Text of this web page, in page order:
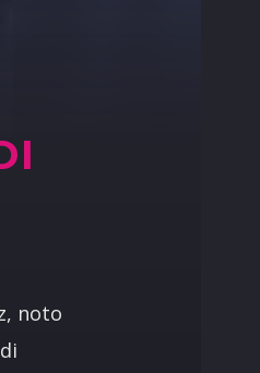
noto